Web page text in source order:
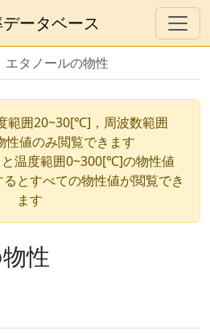
ータベース
エタノールの物性
範囲20~30[℃]，周波数範囲
性値のみ閲覧できます
温度範囲0~300[℃]の物性値
とすべての物性値が閲覧でき
ます
性